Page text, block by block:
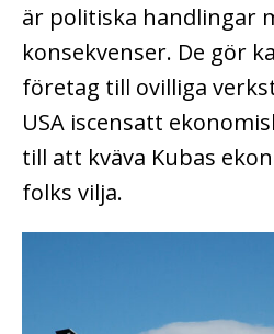
är politiska handlingar
konsekvenser. De gör
företag till ovilliga
USA iscensatt
till att kväva Kubas
folks vilja.